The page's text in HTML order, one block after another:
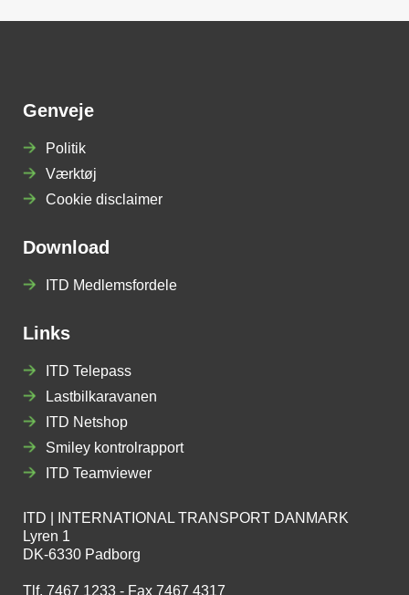
Genveje
Politik
Værktøj
Cookie disclaimer
Download
ITD Medlemsfordele
Links
ITD Telepass
Lastbilkaravanen
ITD Netshop
Smiley kontrolrapport
ITD Teamviewer
ITD | INTERNATIONAL TRANSPORT DANMARK
Lyren 1
DK-6330 Padborg
Tlf. 7467 1233 - Fax 7467 4317